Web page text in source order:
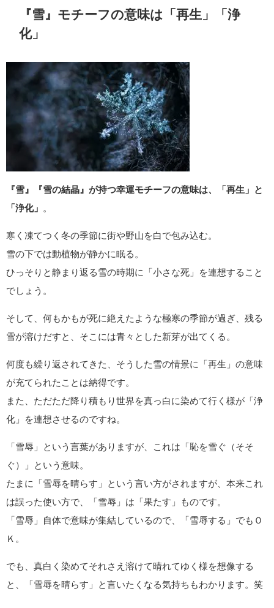
『雪』モチーフの意味は「再生」「浄
化」
『雪』『雪の結晶』が持つ幸運モチーフの意味は、「再生」と
「浄化」
。
寒く凍てつく冬の季節に街や野山を白で包み込む。
雪の下では動植物が静かに眠る。
ひっそりと静まり返る雪の時期に「小さな死」を連想すること
でしょう。
そして、何もかもが死に絶えたような極寒の季節が過ぎ、残る
雪が溶けだすと、そこには青々とした新芽が出てくる。
何度も繰り返されてきた、そうした雪の情景に「再生」の意味
が充てられたことは納得です。
また、ただただ降り積もり世界を真っ白に染めて行く様が「浄
化」を連想させるのですね。
「雪辱」という言葉がありますが、これは「恥を雪ぐ（そそ
ぐ）」という意味。
たまに「雪辱を晴らす」という言い方がされますが、本来これ
は誤った使い方で、「雪辱」は「果たす」ものです。
「雪辱」自体で意味が集結しているので、「雪辱する」でもＯ
Ｋ。
でも、真白く染めてそれさえ溶けて晴れてゆく様を想像する
と、「雪辱を晴らす」と言いたくなる気持ちもわかります。笑